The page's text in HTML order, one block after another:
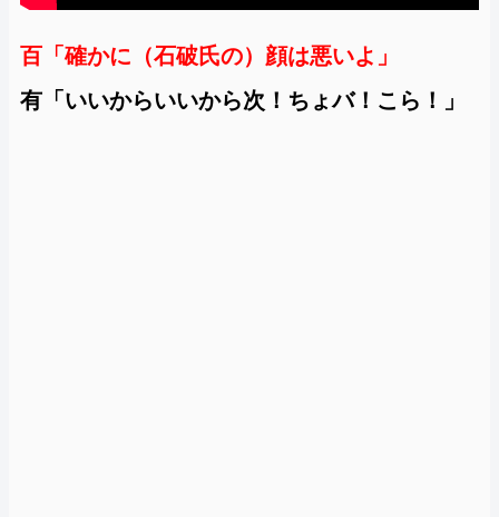
百「確かに（石破氏の）顔は悪いよ」
有「いいからいいから次！ちょバ！こら！」